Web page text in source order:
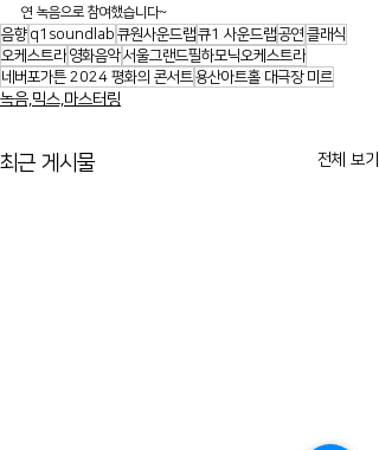
연 녹음으로 참여했습니다~
음향 q1soundlab 큐원사운드랩큐1 사운드랩공연 클래식
오케스트라 영화음악서울그랜드필하모닉오케스트라
네버포가튼 2024 평화의 콘서트 용산아트홀 대극장 미르
녹음,믹스,마스터링
최근 게시물 전체 보기